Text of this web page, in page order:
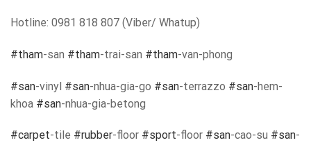
Hotline: 0981 818 807 (Viber/ Whatup)
#tham-san #tham-trai-san #tham-van-phong
#san-vinyl #san-nhua-gia-go #san-terrazzo #san-hem-
khoa #san-nhua-gia-betong
#carpet-tile #rubber-floor #sport-floor #san-cao-su #san-